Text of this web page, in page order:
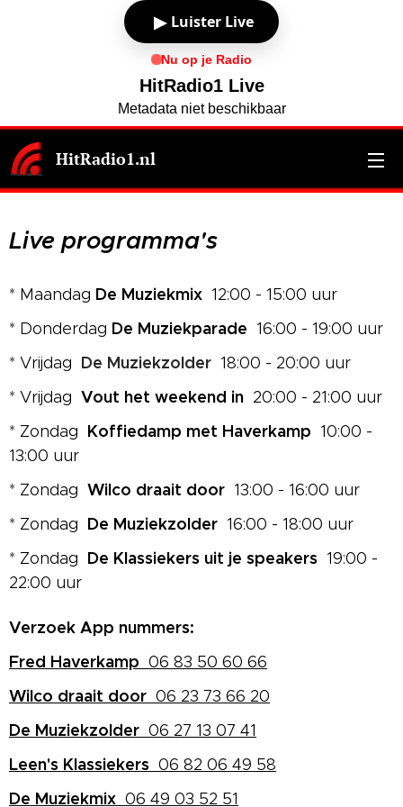
▶ Luister Live
Nu op je Radio
HitRadio1 Live
Metadata niet beschikbaar
HitRadio1.nl
Live programma's
* Maandag De Muziekmix 12:00 - 15:00 uur
* Donderdag De Muziekparade 16:00 - 19:00 uur
* Vrijdag De Muziekzolder 18:00 - 20:00 uur
* Vrijdag Vout het weekend in 20:00 - 21:00 uur
* Zondag Koffiedamp met Haverkamp 10:00 -
13:00 uur
* Zondag Wilco draait door 13:00 - 16:00 uur
* Zondag De Muziekzolder 16:00 - 18:00 uur
* Zondag De Klassiekers uit je speakers 19:00 -
22:00 uur
Verzoek App nummers:
Fred Haverkamp 06 83 50 60 66
Wilco draait door 06 23 73 66 20
De Muziekzolder 06 27 13 07 41
Leen's Klassiekers 06 82 06 49 58
De Muziekmix 06 49 03 52 51